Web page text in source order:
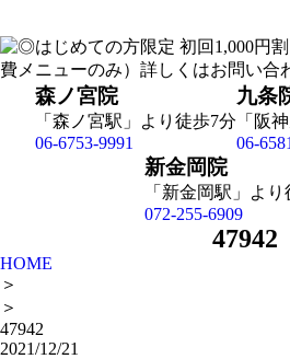
森ノ宮院
「森ノ宮駅」より徒歩7分
06-6753-9991
九条
「阪
06-
新金岡院
「新金岡駅」よ
072-255-6909
47942
HOME
＞
＞
47942
2021/12/21